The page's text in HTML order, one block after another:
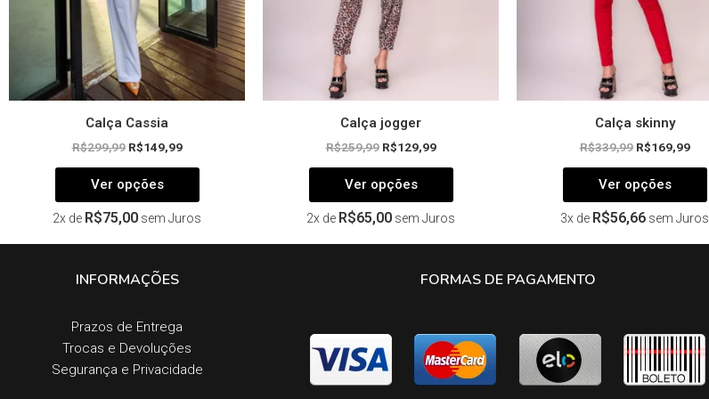
Calça Cassia
R$299,99 R$149,99
Ver opções
na
página
do
produto
2x de R$75,00 sem Juros
Calça jogger
R$259,99 R$129,99
Ver opções
2x de R$65,00 sem Juros
Calça skinny
R$339,99 R$169,99
Ver opções
3x de R$56,66 sem Juros
INFORMAÇÕES
Prazos de Entrega​
Trocas e Devoluções​
Segurança e Privacidade
FORMAS DE PAGAMENTO